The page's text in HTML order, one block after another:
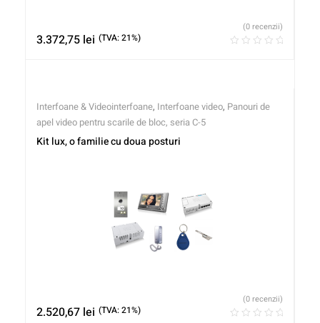
3.372,75 lei (TVA: 21%)
(0 recenzii)
Interfoane & Videointerfoane, Interfoane video, Panouri de
apel video pentru scarile de bloc, seria C-5
Kit lux, o familie cu doua posturi
2.520,67 lei (TVA: 21%)
(0 recenzii)